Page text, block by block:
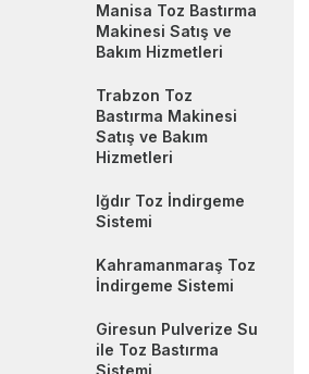
Manisa Toz Bastırma
Makinesi Satış ve
Bakım Hizmetleri
Trabzon Toz
Bastırma Makinesi
Satış ve Bakım
Hizmetleri
Iğdır Toz İndirgeme
Sistemi
Kahramanmaraş Toz
İndirgeme Sistemi
Giresun Pulverize Su
ile Toz Bastırma